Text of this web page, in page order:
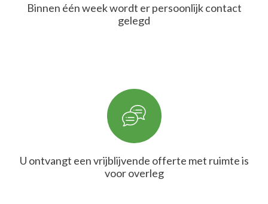
Binnen één week wordt er persoonlijk contact
gelegd
U ontvangt een vrijblijvende offerte met ruimte is
voor overleg